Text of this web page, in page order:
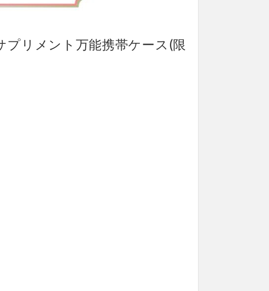
リメント万能携帯ケース(限